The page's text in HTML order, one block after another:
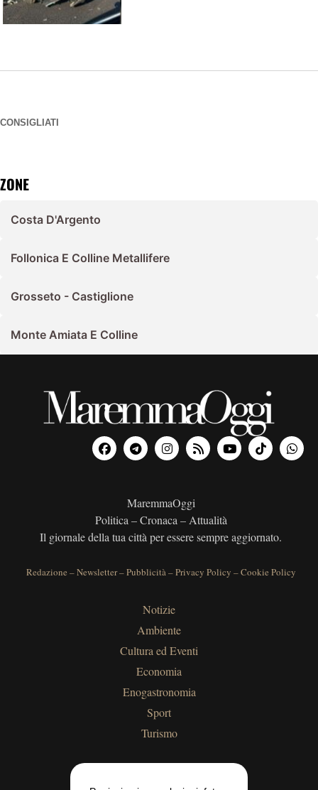
CONSIGLIATI
ZONE
Costa D'Argento
Follonica E Colline Metallifere
Grosseto - Castiglione
Monte Amiata E Colline
MaremmaOggi
Politica – Cronaca – Attualità
Il giornale della tua città per essere sempre aggiornato.
Redazione –Newsletter–Pubblicità–Privacy Policy –Cookie Policy
Notizie
Ambiente
Cultura ed Eventi
Economia
Enogastronomia
Sport
Turismo